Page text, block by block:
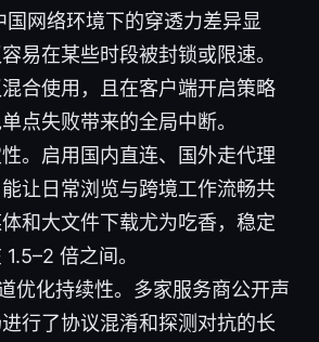
网络环境下的穿透力差异显
易在某些时段被封锁或限速。
合使用，且在客户端开启策略
点失败带来的全局中断。
。启用国内直连、国外走代理
让日常浏览与跨境工作流畅共
和大文件下载尤为吃香，稳定
倍之间。
优化持续性。多家服务商公开声
行了协议混淆和探测对抗的长